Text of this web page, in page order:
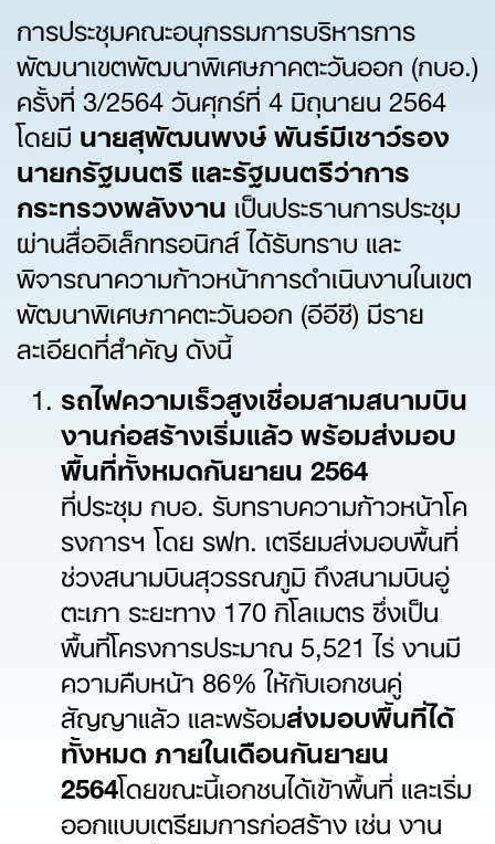
การประชุมคณะอนุกรรมการบริหารการ
พัฒนาเขตพัฒนาพิเศษภาคตะวันออก (กบอ.)
ครั้งที่ 3/2564 วันศุกร์ที่ 4 มิถุนายน 2564
โดยมี นายสุพัฒนพงษ์ พันธ์มีเชาว์รอง
นายกรัฐมนตรี และรัฐมนตรีว่าการ
กระทรวงพลังงาน เป็นประธานการประชุม
ผ่านสื่ออิเล็กทรอนิกส์ ได้รับทราบ และ
พิจารณาความก้าวหน้าการดำเนินงานในเขต
พัฒนาพิเศษภาคตะวันออก (อีอีซี) มีราย
ละเอียดที่สำคัญ ดังนี้
รถไฟความเร็วสูงเชื่อมสามสนามบิน
งานก่อสร้างเริ่มแล้ว พร้อมส่งมอบ
พื้นที่ทั้งหมดกันยายน 2564
ที่ประชุม กบอ. รับทราบความก้าวหน้าโค
รงการฯ โดย รฟท. เตรียมส่งมอบพื้นที่
ช่วงสนามบินสุวรรณภูมิ ถึงสนามบินอู่
ตะเภา ระยะทาง 170 กิโลเมตร ซึ่งเป็น
พื้นที่โครงการประมาณ 5,521 ไร่ งานมี
ความคืบหน้า 86% ให้กับเอกชนคู่
สัญญาแล้ว และพร้อมส่งมอบพื้นที่ได้
ทั้งหมด ภายในเดือนกันยายน
2564โดยขณะนี้เอกชนได้เข้าพื้นที่ และเริ่ม
ออกแบบเตรียมการก่อสร้าง เช่น งาน